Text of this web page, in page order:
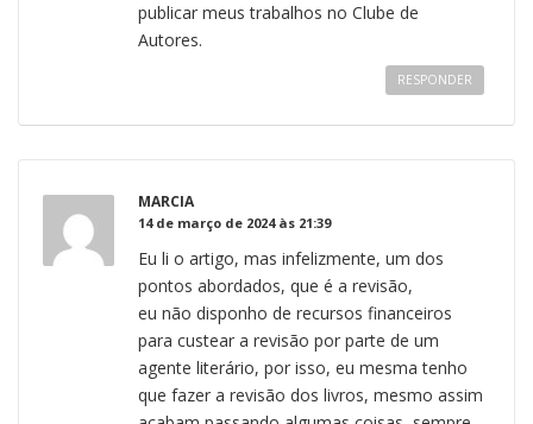
publicar meus trabalhos no Clube de
Autores.
RESPONDER
MARCIA
14 de março de 2024 às 21:39
Eu li o artigo, mas infelizmente, um dos
pontos abordados, que é a revisão,
eu não disponho de recursos financeiros
para custear a revisão por parte de um
agente literário, por isso, eu mesma tenho
que fazer a revisão dos livros, mesmo assim